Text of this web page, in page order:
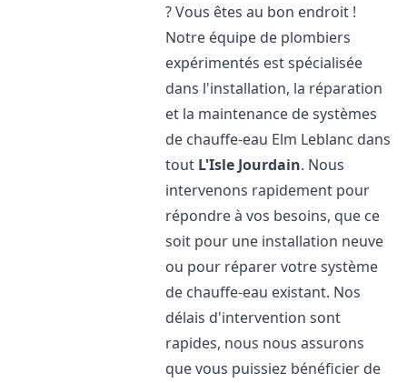
? Vous êtes au bon endroit !
Notre équipe de plombiers
expérimentés est spécialisée
dans l'installation, la réparation
et la maintenance de systèmes
de chauffe-eau Elm Leblanc dans
tout L'Isle Jourdain. Nous
intervenons rapidement pour
répondre à vos besoins, que ce
soit pour une installation neuve
ou pour réparer votre système
de chauffe-eau existant. Nos
délais d'intervention sont
rapides, nous nous assurons
que vous puissiez bénéficier de